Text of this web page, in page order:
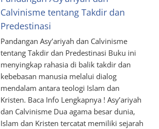
Calvinisme tentang Takdir dan
Predestinasi
Pandangan Asy’ariyah dan Calvinisme
tentang Takdir dan Predestinasi Buku ini
menyingkap rahasia di balik takdir dan
kebebasan manusia melalui dialog
mendalam antara teologi Islam dan
Kristen. Baca Info Lengkapnya ! Asy’ariyah
dan Calvinisme Dua agama besar dunia,
Islam dan Kristen tercatat memiliki sejarah